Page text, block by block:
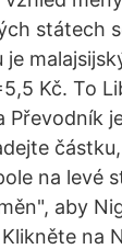
státech
je
Kč. To
Převodník
na levé
aby
na